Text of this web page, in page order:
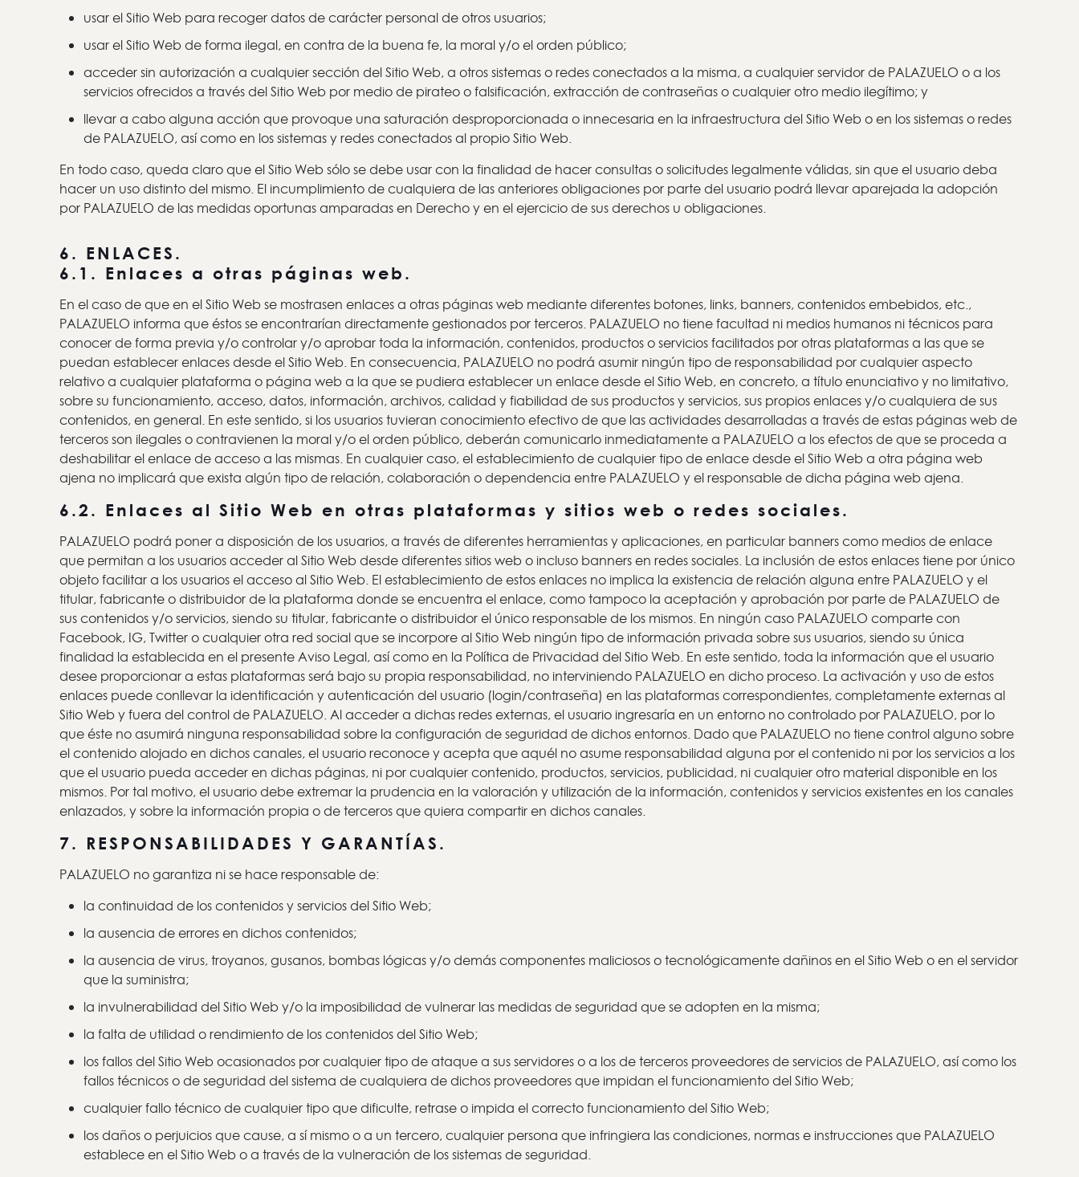
usar el Sitio Web para recoger datos de carácter personal de otros usuarios;
usar el Sitio Web de forma ilegal, en contra de la buena fe, la moral y/o el orden público;
acceder sin autorización a cualquier sección del Sitio Web, a otros sistemas o redes conectados a la misma, a cualquier servidor de PALAZUELO o a los
servicios ofrecidos a través del Sitio Web por medio de pirateo o falsificación, extracción de contraseñas o cualquier otro medio ilegítimo; y
llevar a cabo alguna acción que provoque una saturación desproporcionada o innecesaria en la infraestructura del Sitio Web o en los sistemas o redes
de PALAZUELO, así como en los sistemas y redes conectados al propio Sitio Web.
En todo caso, queda claro que el Sitio Web sólo se debe usar con la finalidad de hacer consultas o solicitudes legalmente válidas, sin que el usuario deba
hacer un uso distinto del mismo. El incumplimiento de cualquiera de las anteriores obligaciones por parte del usuario podrá llevar aparejada la adopción
por PALAZUELO de las medidas oportunas amparadas en Derecho y en el ejercicio de sus derechos u obligaciones.
6. ENLACES.
6.1. Enlaces a otras páginas web.
En el caso de que en el Sitio Web se mostrasen enlaces a otras páginas web mediante diferentes botones, links, banners, contenidos embebidos, etc.,
PALAZUELO informa que éstos se encontrarían directamente gestionados por terceros. PALAZUELO no tiene facultad ni medios humanos ni técnicos para
conocer de forma previa y/o controlar y/o aprobar toda la información, contenidos, productos o servicios facilitados por otras plataformas a las que se
puedan establecer enlaces desde el Sitio Web. En consecuencia, PALAZUELO no podrá asumir ningún tipo de responsabilidad por cualquier aspecto
relativo a cualquier plataforma o página web a la que se pudiera establecer un enlace desde el Sitio Web, en concreto, a título enunciativo y no limitativo,
sobre su funcionamiento, acceso, datos, información, archivos, calidad y fiabilidad de sus productos y servicios, sus propios enlaces y/o cualquiera de sus
contenidos, en general. En este sentido, si los usuarios tuvieran conocimiento efectivo de que las actividades desarrolladas a través de estas páginas web de
terceros son ilegales o contravienen la moral y/o el orden público, deberán comunicarlo inmediatamente a PALAZUELO a los efectos de que se proceda a
deshabilitar el enlace de acceso a las mismas. En cualquier caso, el establecimiento de cualquier tipo de enlace desde el Sitio Web a otra página web
ajena no implicará que exista algún tipo de relación, colaboración o dependencia entre PALAZUELO y el responsable de dicha página web ajena.
6.2. Enlaces al Sitio Web en otras plataformas y sitios web o redes sociales.
PALAZUELO podrá poner a disposición de los usuarios, a través de diferentes herramientas y aplicaciones, en particular banners como medios de enlace
que permitan a los usuarios acceder al Sitio Web desde diferentes sitios web o incluso banners en redes sociales. La inclusión de estos enlaces tiene por único
objeto facilitar a los usuarios el acceso al Sitio Web. El establecimiento de estos enlaces no implica la existencia de relación alguna entre PALAZUELO y el
titular, fabricante o distribuidor de la plataforma donde se encuentra el enlace, como tampoco la aceptación y aprobación por parte de PALAZUELO de
sus contenidos y/o servicios, siendo su titular, fabricante o distribuidor el único responsable de los mismos. En ningún caso PALAZUELO comparte con
Facebook, IG, Twitter o cualquier otra red social que se incorpore al Sitio Web ningún tipo de información privada sobre sus usuarios, siendo su única
finalidad la establecida en el presente Aviso Legal, así como en la Política de Privacidad del Sitio Web. En este sentido, toda la información que el usuario
desee proporcionar a estas plataformas será bajo su propia responsabilidad, no interviniendo PALAZUELO en dicho proceso. La activación y uso de estos
enlaces puede conllevar la identificación y autenticación del usuario (login/contraseña) en las plataformas correspondientes, completamente externas al
Sitio Web y fuera del control de PALAZUELO. Al acceder a dichas redes externas, el usuario ingresaría en un entorno no controlado por PALAZUELO, por lo
que éste no asumirá ninguna responsabilidad sobre la configuración de seguridad de dichos entornos. Dado que PALAZUELO no tiene control alguno sobre
el contenido alojado en dichos canales, el usuario reconoce y acepta que aquél no asume responsabilidad alguna por el contenido ni por los servicios a los
que el usuario pueda acceder en dichas páginas, ni por cualquier contenido, productos, servicios, publicidad, ni cualquier otro material disponible en los
mismos. Por tal motivo, el usuario debe extremar la prudencia en la valoración y utilización de la información, contenidos y servicios existentes en los canales
enlazados, y sobre la información propia o de terceros que quiera compartir en dichos canales.
7. RESPONSABILIDADES Y GARANTÍAS.
PALAZUELO no garantiza ni se hace responsable de:
la continuidad de los contenidos y servicios del Sitio Web;
la ausencia de errores en dichos contenidos;
la ausencia de virus, troyanos, gusanos, bombas lógicas y/o demás componentes maliciosos o tecnológicamente dañinos en el Sitio Web o en el servidor
que la suministra;
la invulnerabilidad del Sitio Web y/o la imposibilidad de vulnerar las medidas de seguridad que se adopten en la misma;
la falta de utilidad o rendimiento de los contenidos del Sitio Web;
los fallos del Sitio Web ocasionados por cualquier tipo de ataque a sus servidores o a los de terceros proveedores de servicios de PALAZUELO, así como los
fallos técnicos o de seguridad del sistema de cualquiera de dichos proveedores que impidan el funcionamiento del Sitio Web;
cualquier fallo técnico de cualquier tipo que dificulte, retrase o impida el correcto funcionamiento del Sitio Web;
los daños o perjuicios que cause, a sí mismo o a un tercero, cualquier persona que infringiera las condiciones, normas e instrucciones que PALAZUELO
establece en el Sitio Web o a través de la vulneración de los sistemas de seguridad.